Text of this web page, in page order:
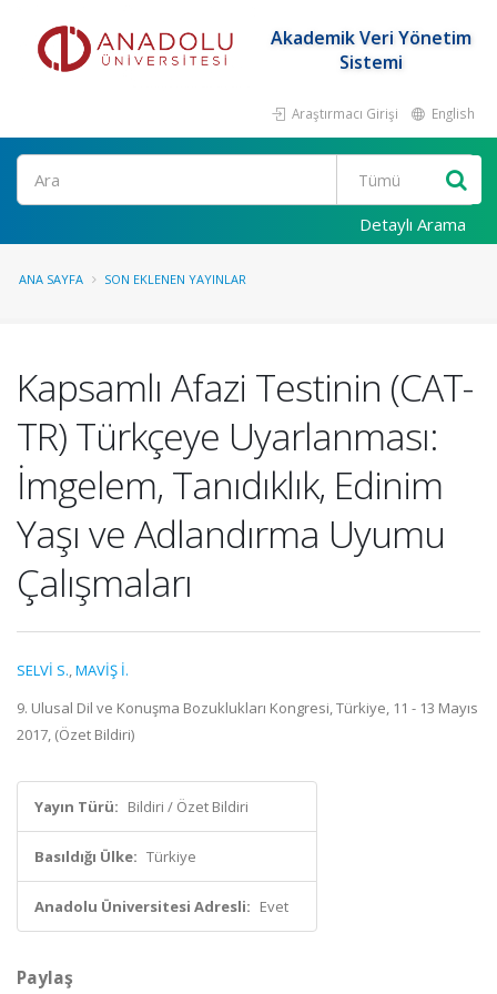
Akademik Veri Yönetim
Sistemi
Araştırmacı Girişi English
Ara
Detaylı Arama
ANA SAYFA SON EKLENEN YAYINLAR
Kapsamlı Afazi Testinin (CAT-
TR) Türkçeye Uyarlanması:
İmgelem, Tanıdıklık, Edinim
Yaşı ve Adlandırma Uyumu
Çalışmaları
SELVİ S.,MAVİŞ İ.
9. Ulusal Dil ve Konuşma Bozuklukları Kongresi, Türkiye, 11 - 13 Mayıs
2017, (Özet Bildiri)
Yayın Türü: Bildiri / Özet Bildiri
Basıldığı Ülke: Türkiye
Anadolu Üniversitesi Adresli: Evet
Paylaş